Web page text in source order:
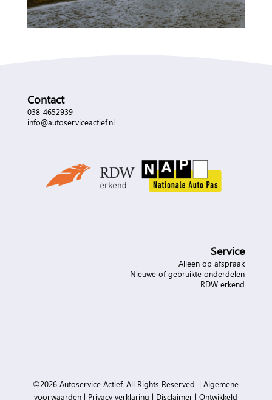
Contact
038-4652939
info@autoserviceactief.nl
Service
Alleen op afspraak
Nieuwe of gebruikte onderdelen
RDW erkend
©2026 Autoservice Actief. All Rights Reserved. |Algemene
voorwaarden | Privacy verklaring | Disclaimer |Ontwikkeld